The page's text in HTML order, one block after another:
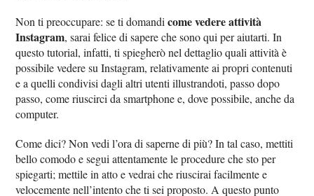
Non ti preoccupare: se ti domandicome vedere attività
Instagram, sarai felice di sapere che sono qui per aiutarti. In
questo tutorial, infatti, ti spiegherò nel dettaglio quali attività è
possibile vedere su Instagram, relativamente ai propri contenuti
e a quelli condivisi dagli altri utenti illustrandoti, passo dopo
passo, come riuscirci da smartphone e, dove possibile, anche da
computer.
Come dici? Non vedi l’ora di saperne di più? In tal caso, mettiti
bello comodo e segui attentamente le procedure che sto per
spiegarti; mettile in atto e vedrai che riuscirai facilmente e
velocemente nell’intento che ti sei proposto. A questo punto